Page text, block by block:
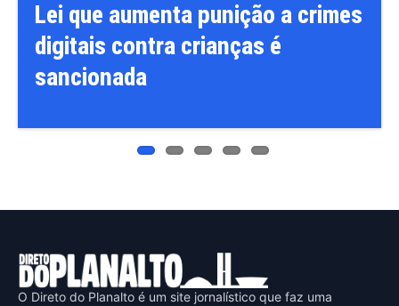
Lei que aumenta punição a crimes
digitais contra crianças é
sancionada
O Direto do Planalto é um site jornalístico que faz uma